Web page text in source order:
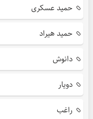
حمید عسکری
حمید هیراد
دانوش
دویار
راغب